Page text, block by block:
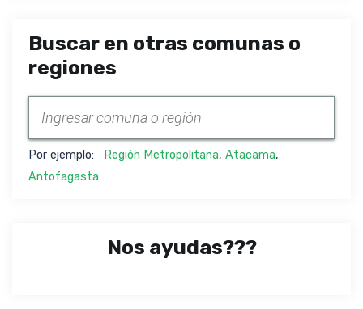
Buscar en otras comunas o
regiones
Por ejemplo: Región Metropolitana, Atacama,
Antofagasta
Nos ayudas???